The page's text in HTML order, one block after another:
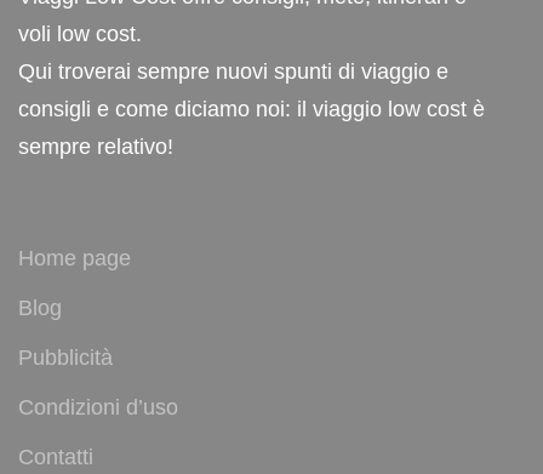
voli low cost.
Qui troverai sempre nuovi spunti di viaggio e
consigli e come diciamo noi: il viaggio low cost è
sempre relativo!
Home page
Blog
Pubblicità
Condizioni d’uso
Contatti